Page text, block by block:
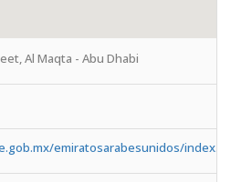
Al Maqta - Abu Dhabi
emiratosarabesunidos/